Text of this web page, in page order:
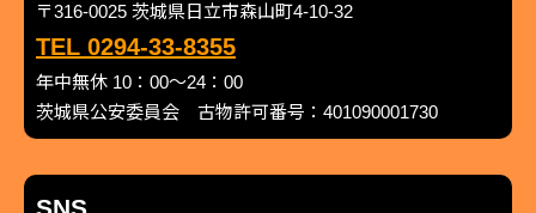
〒316-0025 茨城県日立市森山町4-10-32
TEL 0294-33-8355
年中無休 10：00～24：00
茨城県公安委員会 古物許可番号：401090001730